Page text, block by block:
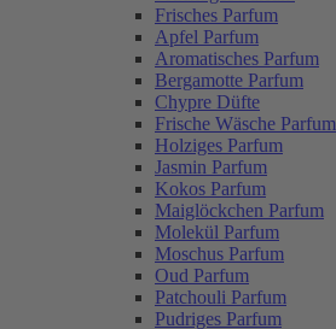
Frisches Parfum
Apfel Parfum
Aromatisches Parfum
Bergamotte Parfum
Chypre Düfte
Frische Wäsche Parfum
Holziges Parfum
Jasmin Parfum
Kokos Parfum
Maiglöckchen Parfum
Molekül Parfum
Moschus Parfum
Oud Parfum
Patchouli Parfum
Pudriges Parfum